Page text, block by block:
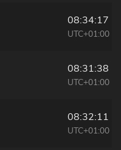
08:34:17
UTC+01:00
08:31:38
UTC+01:00
08:32:11
UTC+01:00